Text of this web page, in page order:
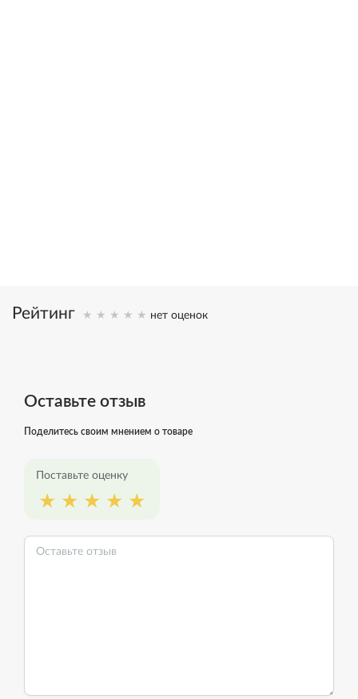
Рейтинг нет оценок
Оставьте отзыв
Поделитесь своим мнением о товаре
Поставьте оценку